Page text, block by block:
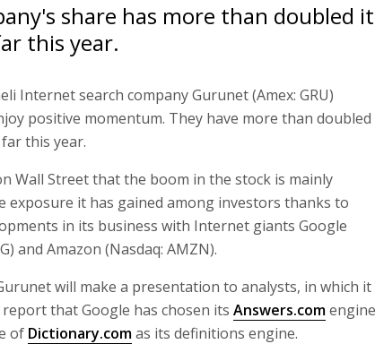
share has more than doubled
this year.
Internet search company Gurunet (Amex: GRU)
positive momentum. They have more than doubled
this year.
Wall Street that the boom in the stock is mainly
exposure it has gained among investors thanks to
in its business with Internet giants Google
and Amazon (Nasdaq: AMZN).
will make a presentation to analysts, in which it
that Google has chosen its Answers.comengine
of Dictionary.comas its definitions engine.